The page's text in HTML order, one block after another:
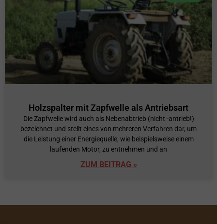
Holzspalter mit Zapfwelle als Antriebsart
Die Zapfwelle wird auch als Nebenabtrieb (nicht -antrieb!)
bezeichnet und stellt eines von mehreren Verfahren dar, um
die Leistung einer Energiequelle, wie beispielsweise einem
laufenden Motor, zu entnehmen und an
ZUM BEITRAG »